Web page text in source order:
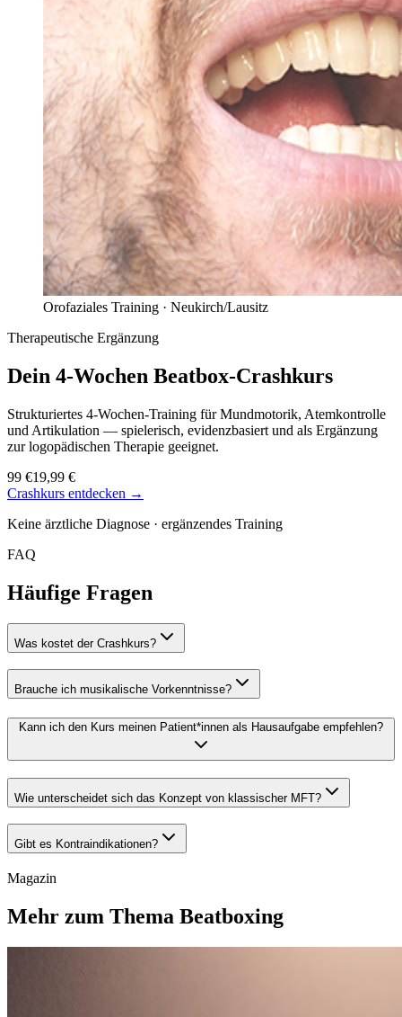
Orofaziales Training · Neukirch/Lausitz
Therapeutische Ergänzung
Dein 4-Wochen Beatbox-Crashkurs
Strukturiertes 4-Wochen-Training für Mundmotorik, Atemkontrolle
und Artikulation — spielerisch, evidenzbasiert und als Ergänzung
zur logopädischen Therapie geeignet.
99 €19,99 €
Crashkurs entdecken →
Keine ärztliche Diagnose · ergänzendes Training
FAQ
Häufige Fragen
Was kostet der Crashkurs?
Brauche ich musikalische Vorkenntnisse?
Kann ich den Kurs meinen Patient*innen als Hausaufgabe empfehlen?
Wie unterscheidet sich das Konzept von klassischer MFT?
Gibt es Kontraindikationen?
Magazin
Mehr zum Thema Beatboxing